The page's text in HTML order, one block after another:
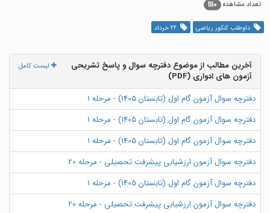
تعداد مشاهده 1110
داوطلب کنکور ریاضی
لیست کامل
آخرین مطالب از موضوع دفترچه سوال و پاسخ تشریحی
آزمون های ادواری (PDF)
دفترچه سوال آزمون گام اول (تابستان 1405) - مرحله 1
دفترچه سوال آزمون گام اول (تابستان 1405) - مرحله 1
دفترچه سوال آزمون گام اول (تابستان 1405) - مرحله 1
دفترچه سوال آزمون ارزشیابی پیشرفت تحصیلی - مرحله 20
دفترچه سوال آزمون گام اول (تابستان 1405) - مرحله 1
دفترچه سوال آزمون ارزشیابی پیشرفت تحصیلی - مرحله 20